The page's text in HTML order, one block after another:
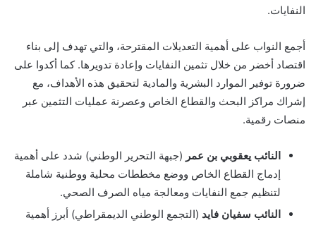
النفايات.
أجمع النواب على أهمية التعديلات المقترحة، والتي تهدف إلى بناء
اقتصاد أخضر من خلال تثمين النفايات وإعادة تدويرها. كما أكدوا على
ضرورة توفير الموارد البشرية والمادية لتحقيق هذه الأهداف، مع
إشراك مراكز البحث والقطاع الخاص وعصرنة عمليات التثمين عبر
منصات رقمية.
النائب يعقوبي بن عمر (جبهة التحرير الوطني) شدد على أهمية
إدماج القطاع الخاص ووضع مخططات محلية ووطنية شاملة
لتنظيم جمع النفايات ومعالجة مياه الصرف الصحي.
النائب سفيان فايد (التجمع الوطني الديمقراطي) أبرز أهمية